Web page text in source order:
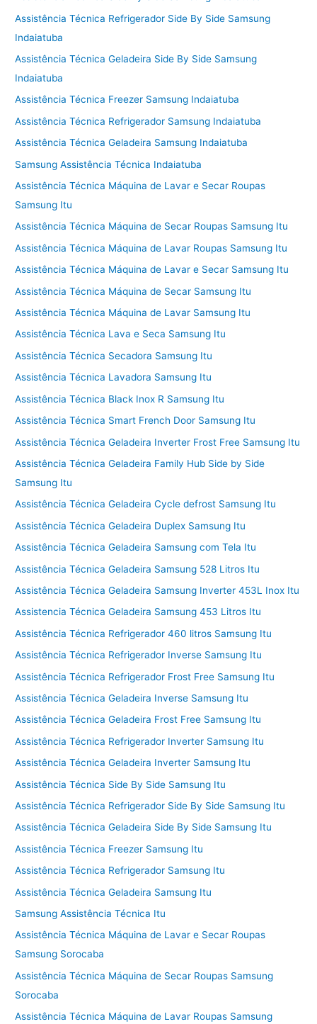
Assistência Técnica Refrigerador Side By Side Samsung
Indaiatuba
Assistência Técnica Geladeira Side By Side Samsung
Indaiatuba
Assistência Técnica Freezer Samsung Indaiatuba
Assistência Técnica Refrigerador Samsung Indaiatuba
Assistência Técnica Geladeira Samsung Indaiatuba
Samsung Assistência Técnica Indaiatuba
Assistência Técnica Máquina de Lavar e Secar Roupas
Samsung Itu
Assistência Técnica Máquina de Secar Roupas Samsung Itu
Assistência Técnica Máquina de Lavar Roupas Samsung Itu
Assistência Técnica Máquina de Lavar e Secar Samsung Itu
Assistência Técnica Máquina de Secar Samsung Itu
Assistência Técnica Máquina de Lavar Samsung Itu
Assistência Técnica Lava e Seca Samsung Itu
Assistência Técnica Secadora Samsung Itu
Assistência Técnica Lavadora Samsung Itu
Assistência Técnica Black Inox R Samsung Itu
Assistência Técnica Smart French Door Samsung Itu
Assistência Técnica Geladeira Inverter Frost Free Samsung Itu
Assistência Técnica Geladeira Family Hub Side by Side
Samsung Itu
Assistência Técnica Geladeira Cycle defrost Samsung Itu
Assistência Técnica Geladeira Duplex Samsung Itu
Assistência Técnica Geladeira Samsung com Tela Itu
Assistência Técnica Geladeira Samsung 528 Litros Itu
Assistência Técnica Geladeira Samsung Inverter 453L Inox Itu
Assistencia Técnica Geladeira Samsung 453 Litros Itu
Assistência Técnica Refrigerador 460 litros Samsung Itu
Assistência Técnica Refrigerador Inverse Samsung Itu
Assistência Técnica Refrigerador Frost Free Samsung Itu
Assistência Técnica Geladeira Inverse Samsung Itu
Assistência Técnica Geladeira Frost Free Samsung Itu
Assistência Técnica Refrigerador Inverter Samsung Itu
Assistência Técnica Geladeira Inverter Samsung Itu
Assistência Técnica Side By Side Samsung Itu
Assistência Técnica Refrigerador Side By Side Samsung Itu
Assistência Técnica Geladeira Side By Side Samsung Itu
Assistência Técnica Freezer Samsung Itu
Assistência Técnica Refrigerador Samsung Itu
Assistência Técnica Geladeira Samsung Itu
Samsung Assistência Técnica Itu
Assistência Técnica Máquina de Lavar e Secar Roupas
Samsung Sorocaba
Assistência Técnica Máquina de Secar Roupas Samsung
Sorocaba
Assistência Técnica Máquina de Lavar Roupas Samsung